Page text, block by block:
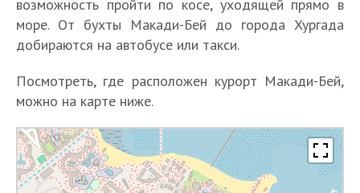
возможность пройти по косе, уходящей прямо в
море. От бухты Макади-Бей до города Хургада
добираются на автобусе или такси.
Посмотреть, где расположен курорт Макади-Бей,
можно на карте ниже.